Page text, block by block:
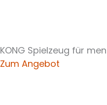
KONG Spielzeug für
Zum Angebot